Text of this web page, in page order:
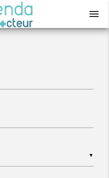
menu
▼